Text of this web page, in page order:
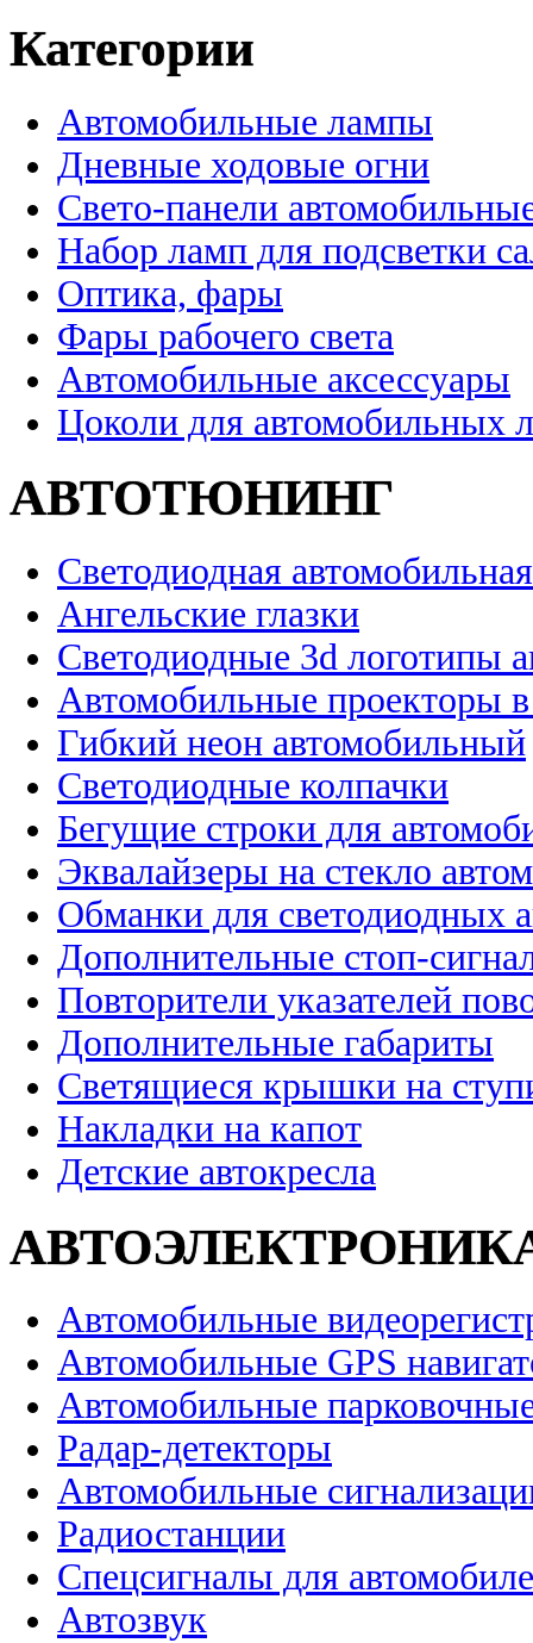
Категории
Автомобильные лампы
Дневные ходовые огни
Свето-панели
Набор ламп для подсветки
Оптика, фары
Фары рабочего света
Автомобильные аксессуары
Цоколи для автомобильных
АВТОТЮНИНГ
Светодиодная
Ангельские глазки
Светодиодные 3d логотипы
Автомобильные проекторы
Гибкий неон автомобильный
Светодиодные колпачки
Бегущие строки для
Эквалайзеры на стекло
Обманки для светодиодных
Дополнительные стоп-
Повторители указателей
Дополнительные габариты
Светящиеся крышки на
Накладки на капот
Детские автокресла
Автомобильные
Автомобильные GPS
Автомобильные
Радар-детекторы
Автомобильные
Радиостанции
Спецсигналы для
Автозвук